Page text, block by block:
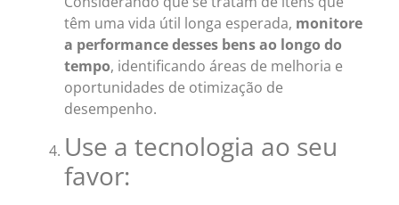
têm uma vida útil longa esperada, monitore
a performance desses bens ao longo do
tempo, identificando áreas de melhoria e
oportunidades de otimização de
desempenho.
Use a tecnologia ao seu
favor: